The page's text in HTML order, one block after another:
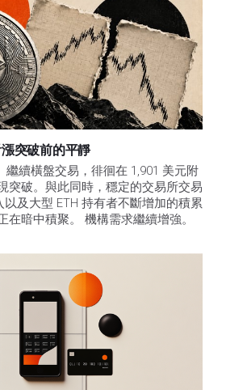
突破前的平靜
繼續橫盤交易，徘徊在 1,901 美元附
突破。與此同時，穩定的交易所交易
以及大型 ETH 持有者不斷增加的積累
在暗中積聚。 機構需求繼續增強。